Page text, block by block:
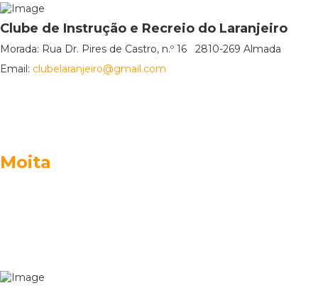
Clube de Instrução e Recreio do Laranjeiro
Morada: Rua Dr. Pires de Castro, n.º 16 2810-269 Almada
Email: clubelaranjeiro@gmail.com
Moita